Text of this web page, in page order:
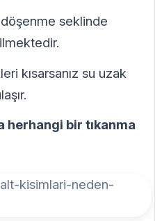
döşenme seklinde
kısarsanız su uzak
herhangi bir tıkanma